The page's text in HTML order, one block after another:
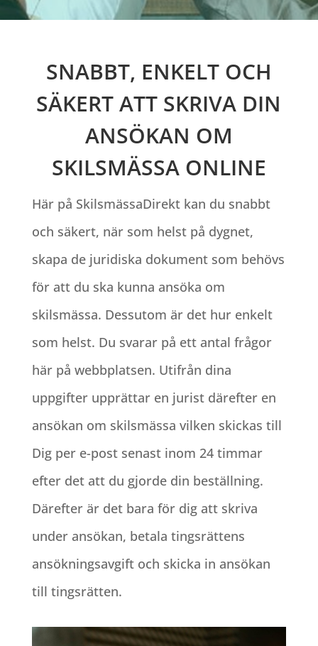
SNABBT, ENKELT OCH
SÄKERT ATT SKRIVA DIN
ANSÖKAN OM
SKILSMÄSSA ONLINE
Här på SkilsmässaDirekt kan du snabbt
och säkert, när som helst på dygnet,
skapa de juridiska dokument som behövs
för att du ska kunna ansöka om
skilsmässa. Dessutom är det hur enkelt
som helst. Du svarar på ett antal frågor
här på webbplatsen. Utifrån dina
uppgifter upprättar en jurist därefter en
ansökan om skilsmässa vilken skickas till
Dig per e-post senast inom 24 timmar
efter det att du gjorde din beställning.
Därefter är det bara för dig att skriva
under ansökan, betala tingsrättens
ansökningsavgift och skicka in ansökan
till tingsrätten.